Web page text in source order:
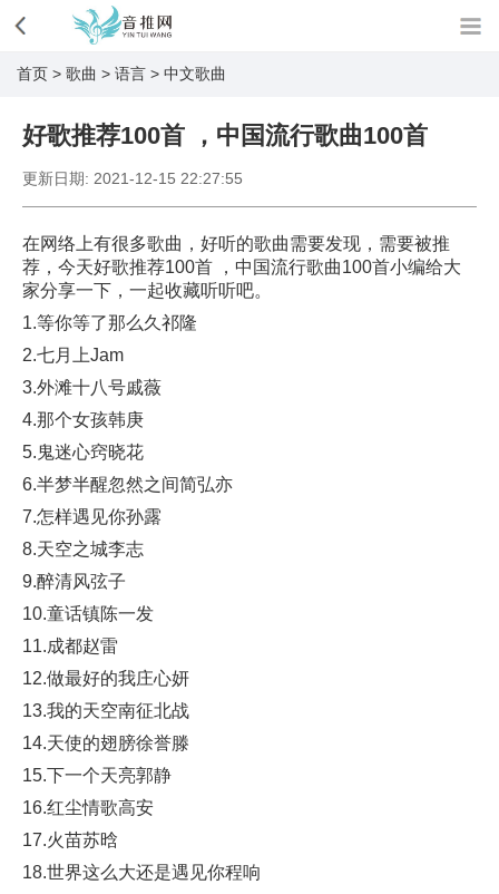
首页 > 歌曲 > 语言 > 中文歌曲
好歌推荐100首 ，中国流行歌曲100首
更新日期: 2021-12-15 22:27:55
在网络上有很多歌曲，好听的歌曲需要发现，需要被推
荐，今天好歌推荐100首 ，中国流行歌曲100首小编给大
家分享一下，一起收藏听听吧。
1.等你等了那么久祁隆
2.七月上Jam
3.外滩十八号戚薇
4.那个女孩韩庚
5.鬼迷心窍晓花
6.半梦半醒忽然之间简弘亦
7.怎样遇见你孙露
8.天空之城李志
9.醉清风弦子
10.童话镇陈一发
11.成都赵雷
12.做最好的我庄心妍
13.我的天空南征北战
14.天使的翅膀徐誉滕
15.下一个天亮郭静
16.红尘情歌高安
17.火苗苏晗
18.世界这么大还是遇见你程响